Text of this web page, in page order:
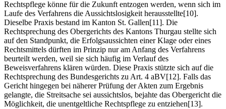
Rechtspflege könne für die Zukunft entzogen werden, wenn sich im
Laufe des Verfahrens die Aussichtslosigkeit herausstellte[10].
Dieselbe Praxis bestand im Kanton St. Gallen[11]. Die
Rechtsprechung des Obergerichts des Kantons Thurgau stellte sich
auf den Standpunkt, die Erfolgsaussichten einer Klage oder eines
Rechtsmittels dürften im Prinzip nur am Anfang des Verfahrens
beurteilt werden, weil sie sich häufig im Verlauf des
Beweisverfahrens klären würden. Diese Praxis stützte sich auf die
Rechtsprechung des Bundesgerichts zu Art. 4 aBV[12]. Falls das
Gericht hingegen bei näherer Prüfung der Akten zum Ergebnis
gelangte, die Streitsache sei aussichtslos, bejahte das Obergericht die
Möglichkeit, die unentgeltliche Rechtspflege zu entziehen[13].